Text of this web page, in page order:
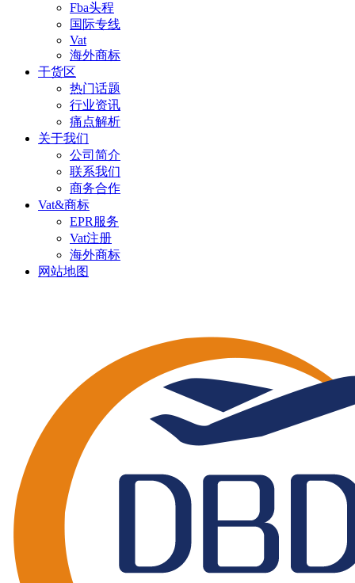
Fba头程
国际专线
Vat
海外商标
干货区
热门话题
行业资讯
痛点解析
关于我们
公司简介
联系我们
商务合作
Vat&商标
EPR服务
Vat注册
海外商标
网站地图